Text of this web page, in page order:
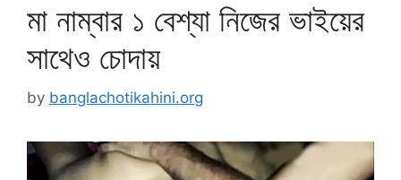
মা নাম্বার ১ বেশ্যা নিজের ভাইয়ের
সাথেও চোদায়
by banglachotikahini.org